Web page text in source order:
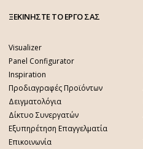
ΞΕΚΙΝΗΣΤΕ ΤΟ ΕΡΓΟ ΣΑΣ
Visualizer
Panel Configurator
Inspiration
Προδιαγραφές Προϊόντων
Δειγματολόγια
Δίκτυο Συνεργατών
Εξυπηρέτηση Επαγγελματία
Επικοινωνία